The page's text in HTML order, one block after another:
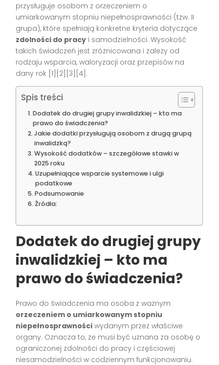
przysługuje osobom z orzeczeniem o
umiarkowanym stopniu niepełnosprawności (tzw. II
grupa), które spełniają konkretne kryteria dotyczące
zdolności do pracy i samodzielności. Wysokość
takich świadczeń jest zróżnicowana i zależy od
rodzaju wsparcia, waloryzacji oraz przepisów na
dany rok [1][2][3][4].
Spis treści
Dodatek do drugiej grupy inwalidzkiej – kto ma
prawo do świadczenia?
Jakie dodatki przysługują osobom z drugą grupą
inwalidzką?
Wysokość dodatków – szczegółowe stawki w
2025 roku
Uzupełniające wsparcie systemowe i ulgi
podatkowe
Podsumowanie
Źródła:
Dodatek do drugiej grupy
inwalidzkiej – kto ma
prawo do świadczenia?
Prawo do świadczenia ma osoba z ważnym
orzeczeniem o umiarkowanym stopniu
niepełnosprawności wydanym przez właściwe
organy. Oznacza to, że musi być uznana za osobę o
ograniczonej zdolności do pracy i częściowej
niesamodzielności w codziennym funkcjonowaniu.